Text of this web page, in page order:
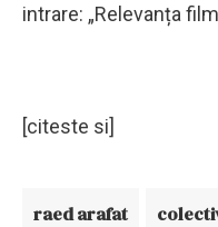
intrare: „Relevanța
[citeste si]
raed arafat